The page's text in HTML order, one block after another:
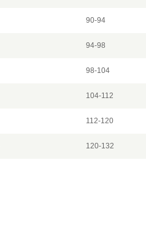
90-94
94-98
98-104
104-112
112-120
120-132